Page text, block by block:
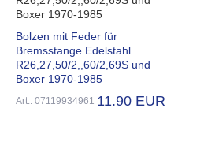
Bolzen mit Feder für
Bremsstange Edelstahl
R26,27,50/2,,60/2,69S und
Boxer 1970-1985
Art.: 07119934961 11.90 EUR